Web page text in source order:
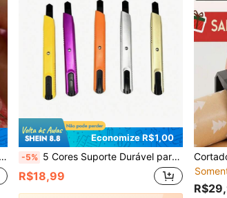
Economize R$1,00
-5% 5 Cores Suporte Durável para Faca Utilitária (Lâminas Não Incluídas), Design Portátil, Suporte para Cortador de Parede de Carro, Ferramenta de Corte de Decalque, Suporte para Faca Sem Lâminas Afiadas
R$18,99